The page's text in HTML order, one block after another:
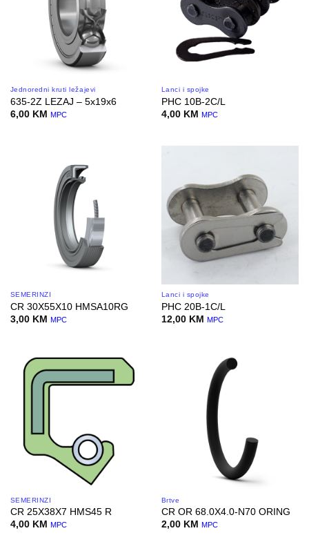
Jednoredni kruti ležajevi
635-2Z LEZAJ – 5x19x6
6,00 KM MPC
Lanci i spojke
PHC 10B-2C/L
4,00 KM MPC
SEMERINZI
CR 30X55X10 HMSA10RG
3,00 KM MPC
Lanci i spojke
PHC 20B-1C/L
12,00 KM MPC
SEMERINZI
CR 25X38X7 HMS45 R
4,00 KM MPC
Brtve
CR OR 68.0X4.0-N70 ORING
2,00 KM MPC